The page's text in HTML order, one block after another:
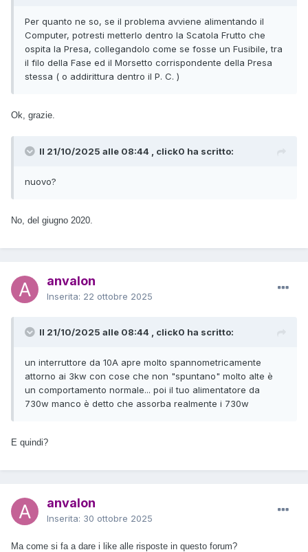
Per quanto ne so, se il problema avviene alimentando il
Computer, potresti metterlo dentro la Scatola Frutto che
ospita la Presa, collegandolo come se fosse un Fusibile, tra
il filo della Fase ed il Morsetto corrispondente della Presa
stessa ( o addirittura dentro il P. C. )
Ok, grazie.
Il 21/10/2025 alle 08:44 , click0 ha scritto:
nuovo?
No, del giugno 2020.
anvalon
Inserita: 22 ottobre 2025
Il 21/10/2025 alle 08:44 , click0 ha scritto:
un interruttore da 10A apre molto spannometricamente
attorno ai 3kw con cose che non "spuntano" molto alte è
un comportamento normale... poi il tuo alimentatore da
730w manco è detto che assorba realmente i 730w
E quindi?
anvalon
Inserita: 30 ottobre 2025
Ma come si fa a dare i like alle risposte in questo forum?